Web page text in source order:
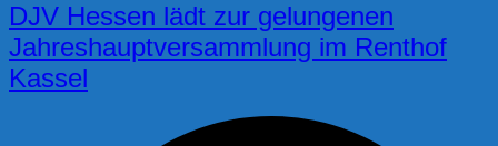
DJV Hessen lädt zur gelungenen
Jahreshauptversammlung im Renthof
Kassel